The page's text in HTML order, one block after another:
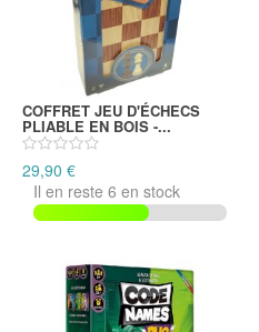
COFFRET JEU D'ÉCHECS
PLIABLE EN BOIS -...
29,90 €
Il en reste 6 en stock